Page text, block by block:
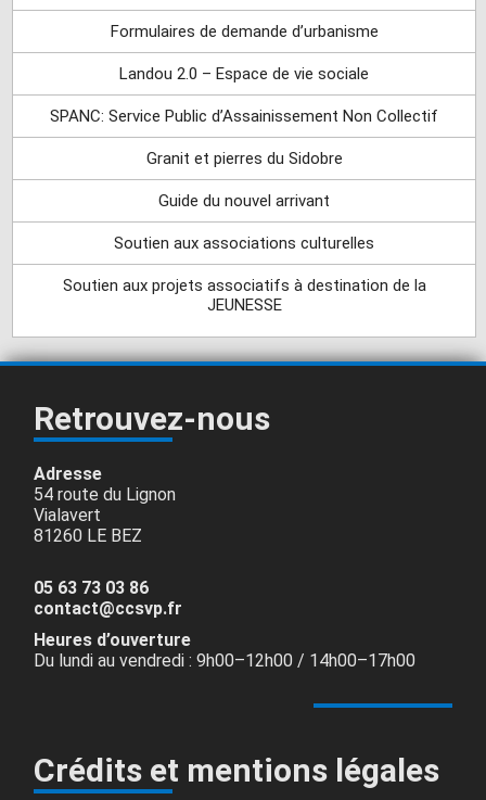
Formulaires de demande d’urbanisme
Landou 2.0 – Espace de vie sociale
SPANC: Service Public d’Assainissement Non Collectif
Granit et pierres du Sidobre
Guide du nouvel arrivant
Soutien aux associations culturelles
Soutien aux projets associatifs à destination de la
JEUNESSE
Retrouvez-nous
Adresse
54 route du Lignon
Vialavert
81260 LE BEZ
05 63 73 03 86
contact@ccsvp.fr
Heures d’ouverture
Du lundi au vendredi : 9h00–12h00 / 14h00–17h00
Crédits et mentions légales